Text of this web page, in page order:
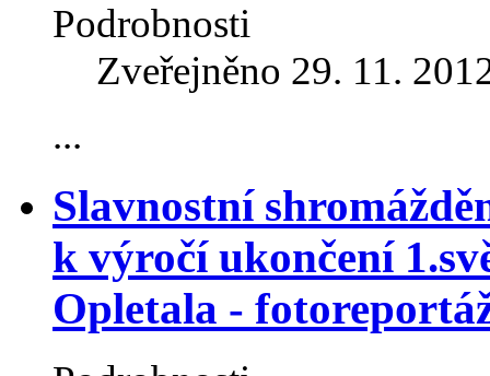
Podrobnosti
Zveřejněno 29. 11.
...
Slavnostní
k výročí ukončení
Opletala -